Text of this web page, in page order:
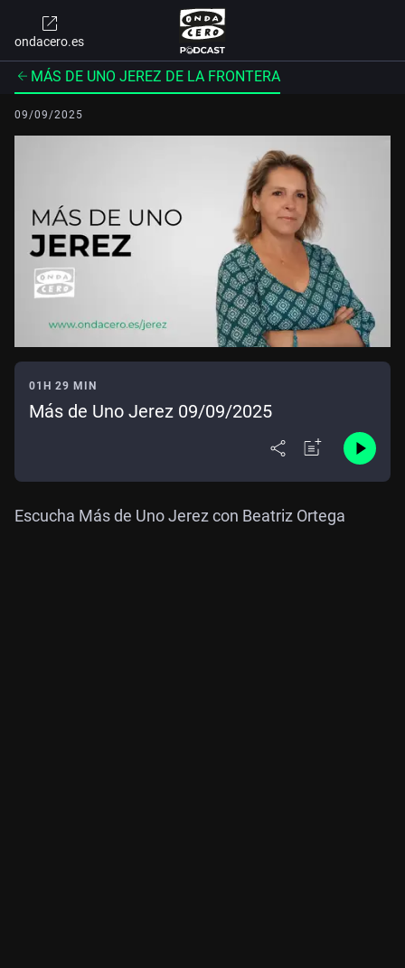
ondacero.es
MÁS DE UNO JEREZ DE LA FRONTERA
09/09/2025
01H 29 MIN
Más de Uno Jerez 09/09/2025
Escucha Más de Uno Jerez con Beatriz Ortega